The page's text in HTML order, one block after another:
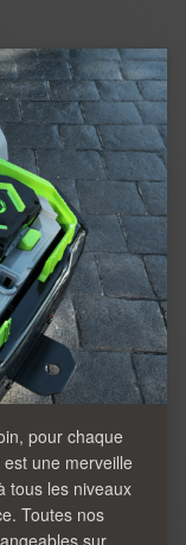
pour chaque
une merveille
tous les niveaux
Toutes nos